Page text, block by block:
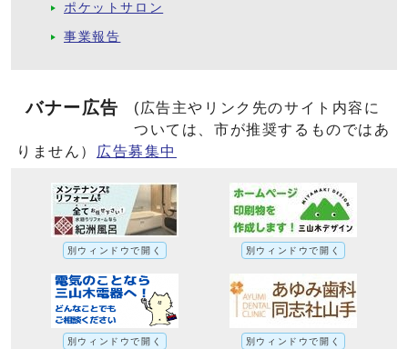
ポケットサロン
事業報告
バナー広告
(広告主やリンク先のサイト内容に
ついては、市が推奨するものではあ
りません）
広告募集中
別ウィンドウで開く 別ウィンドウで開く
別ウィンドウで開く 別ウィンドウで開く